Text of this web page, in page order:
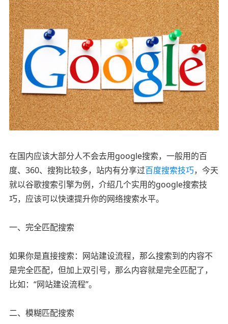
在国内应该大部分人不会去用google搜索，一般用的百
度、360、搜狗比较多，站内有分享过百度搜索技巧，今天
就以谷歌搜索引擎为例，介绍几个实用的google搜索技
巧，应该可以快速提升你的网络搜索水平。
一、完全匹配搜索
如果你是直接搜索：网站建设流程，那么搜索到的内容不
是完全匹配，但加上双引号，那么内容就是完全匹配了，
比如：“网站建设流程”。
二、模糊匹配搜索